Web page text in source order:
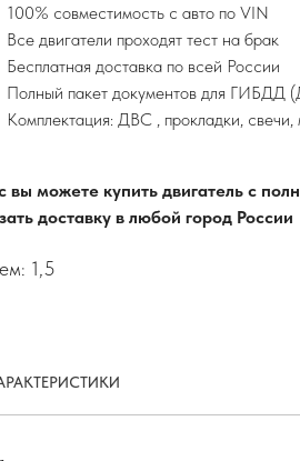
100% совместимость с авто по VIN
Все двигатели проходят тест на брак
Бесплатная доставка по всей России
Полный пакет документов для ГИБДД
Комплектация: ДВС , прокладки,
вы можете купить двигатель с
доставку в любой город России
1,5